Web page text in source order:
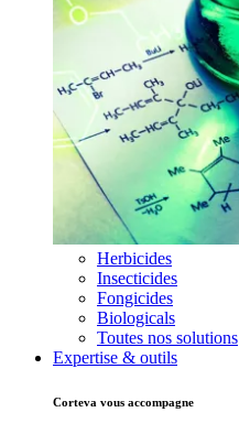
Herbicides
Insecticides
Fongicides
Biologicals
Toutes nos solutions
Expertise & outils
Corteva vous accompagne